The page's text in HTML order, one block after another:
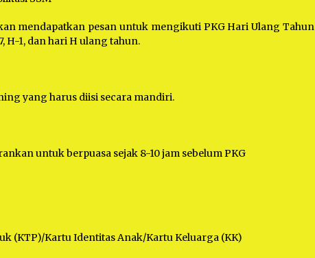
mendapatkan pesan untuk mengikuti PKG Hari Ulang Tahun
H-1, dan hari H ulang tahun.
yang harus diisi secara mandiri.
untuk berpuasa sejak 8-10 jam sebelum PKG
(KTP)/Kartu Identitas Anak/Kartu Keluarga (KK)